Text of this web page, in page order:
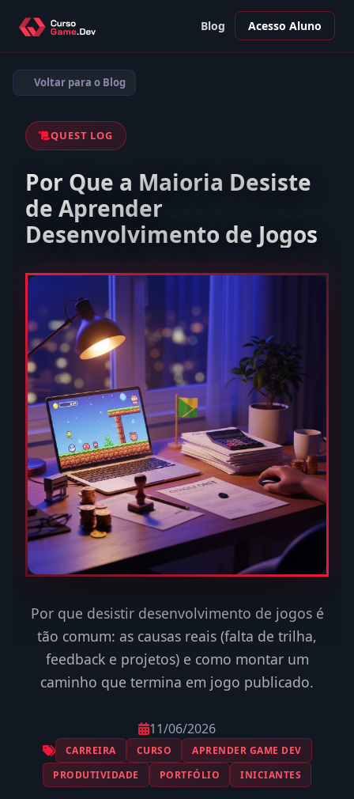
Blog Acesso Aluno
Voltar para o Blog
QUEST LOG
Por Que a Maioria Desiste
de Aprender
Desenvolvimento de Jogos
Por que desistir desenvolvimento de jogos é
tão comum: as causas reais (falta de trilha,
feedback e projetos) e como montar um
caminho que termina em jogo publicado.
11/06/2026
CARREIRA CURSO
APRENDER GAME DEV
PRODUTIVIDADE
PORTFÓLIO INICIANTES